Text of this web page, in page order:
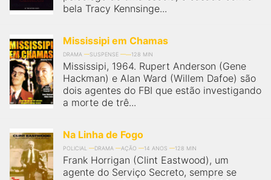
bela Tracy Kennsinge...
Mississipi em Chamas
DRAMA SUSPENSE 128 MIN
Mississipi, 1964. Rupert Anderson (Gene
Hackman) e Alan Ward (Willem Dafoe) são
dois agentes do FBI que estão investigando
a morte de trê...
Na Linha de Fogo
POLICIAL DRAMA AÇÃO 14 ANOS 128 MIN
Frank Horrigan (Clint Eastwood), um
agente do Serviço Secreto, sempre se